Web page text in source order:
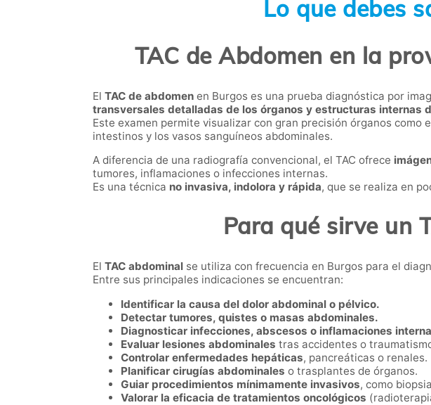
Lo que debes
TAC de Abdomen en la
El TAC de abdomen en Burgos es una prueba diagnóstica por
transversales detalladas de los órganos y estructuras internas
Este examen permite visualizar con gran precisión órganos
intestinos y los vasos sanguíneos abdominales.
A diferencia de una radiografía convencional, el TAC ofrece
tumores, inflamaciones o infecciones internas.
Es una técnica no invasiva, indolora y rápida, que se realiza en
Para qué sirve un
El TAC abdominal se utiliza con frecuencia en Burgos para el
Entre sus principales indicaciones se encuentran:
Identificar la causa del dolor abdominal o pélvico.
Detectar tumores, quistes o masas abdominales.
Diagnosticar infecciones, abscesos o inflamaciones
Evaluar lesiones abdominales tras accidentes o
Controlar enfermedades hepáticas, pancreáticas o renales.
Planificar cirugías abdominales o trasplantes de órganos.
Guiar procedimientos mínimamente invasivos, como
Valorar la eficacia de tratamientos oncológicos